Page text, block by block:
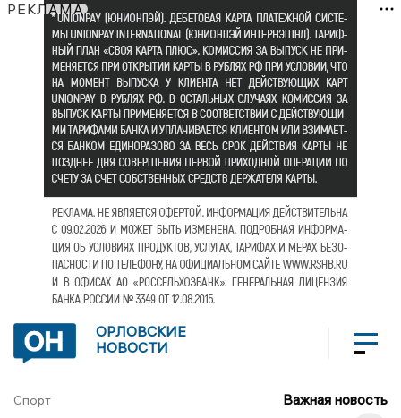
РЕКЛАМА
ОРЛОВСКИЕ
НОВОСТИ
Спорт Важная новость